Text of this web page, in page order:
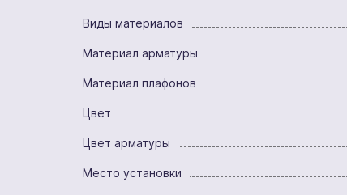
Виды материалов
Материал арматуры
Материал плафонов
Цвет
Цвет арматуры
Место установки